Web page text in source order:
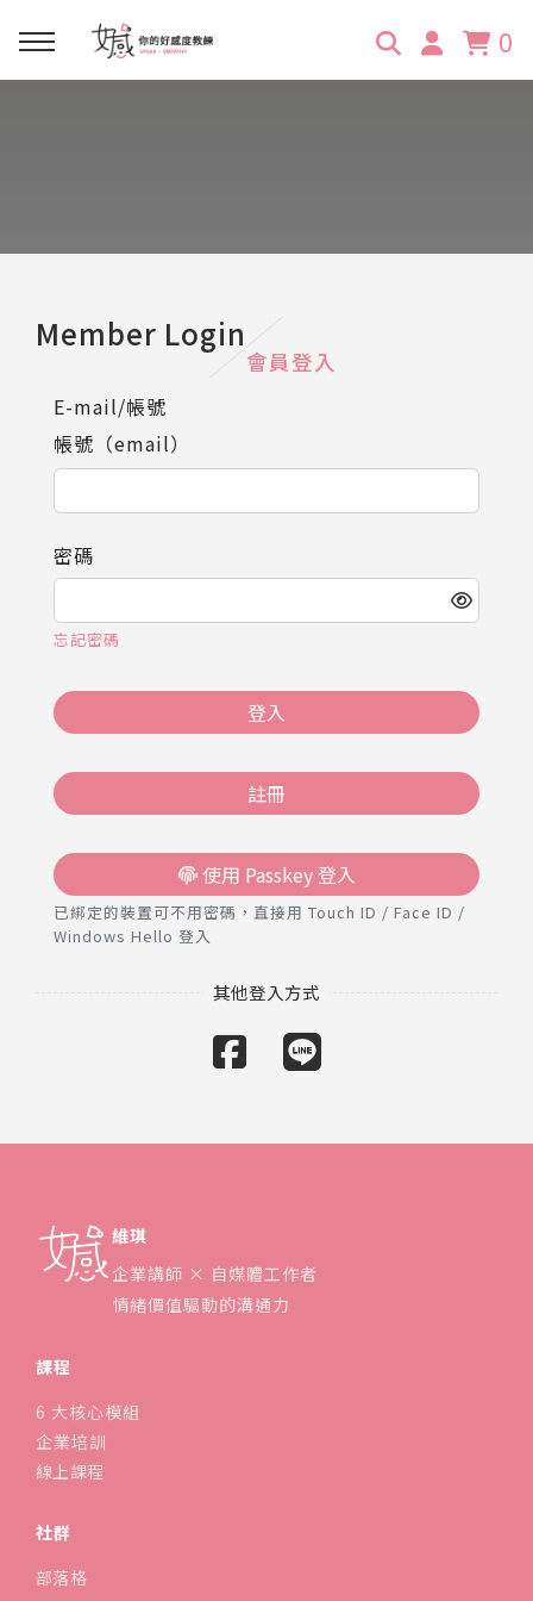
0
線上課程
嚴選商品
活動報名
它站開課
推薦工具
合作邀約
品牌顧問
主持服務
公眾表達影響力
創意活動企劃力
零秒好感溝通術
服務體驗設計課
維琪簡介
學員推薦
客戶好評
媒體報導
維體驗Unique
維觀點Vision
Member Login
會員登入
E-mail/帳號
帳號（email）
密碼
忘記密碼
登入
註冊
使用 Passkey 登入
已綁定的裝置可不用密碼，直接用 Touch ID / Face ID /
Windows Hello 登入
維琪
企業講師 × 自媒體工作者
情緒價值驅動的溝通力
課程
6 大核心模組
企業培訓
線上課程
社群
部落格